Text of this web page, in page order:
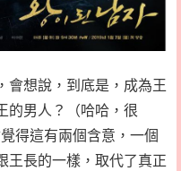
會想說，到底是，成為王
的男人？（哈哈，很
得這有兩個含意，一個
王長的一樣，取代了真正